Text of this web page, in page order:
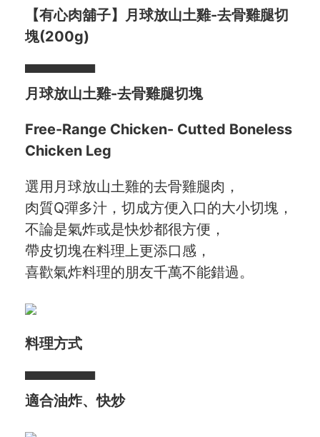
會員服務
社群
愛飯團FB粉絲團
YouTube
聯絡我們
客服專線
服務信箱
關於
關於愛飯團
【有心肉舖子】月球放山土雞-去骨雞腿切
塊(200g)
▀▀▀▀▀▀▀
月球放山土雞-去骨雞腿切塊
Free-Range Chicken- Cutted Boneless
Chicken Leg
選用月球放山土雞的去骨雞腿肉，
肉質Q彈多汁，切成方便入口的大小切塊，
不論是氣炸或是快炒都很方便，
帶皮切塊在料理上更添口感，
喜歡氣炸料理的朋友千萬不能錯過。
料理方式
▀▀▀▀▀▀▀
適合油炸、快炒